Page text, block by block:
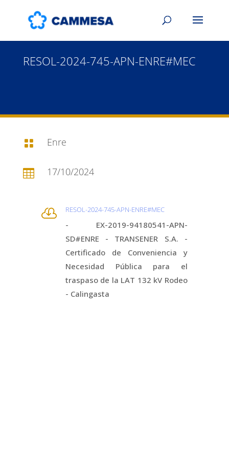
RESOL-2024-745-APN-ENRE#MEC
 Enre
 17/10/2024
 RESOL-2024-745-APN-ENRE#MEC
- EX-2019-94180541-APN-
SD#ENRE - TRANSENER S.A. -
Certificado de Conveniencia y
Necesidad Pública para el
traspaso de la LAT 132 kV Rodeo
- Calingasta